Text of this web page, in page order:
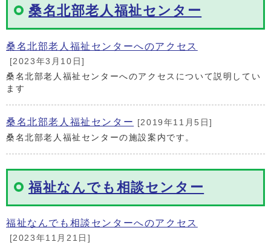
桑名北部老人福祉センター
桑名北部老人福祉センターへのアクセス
[2023年3月10日]
桑名北部老人福祉センターへのアクセスについて説明してい
ます
桑名北部老人福祉センター
[2019年11月5日]
桑名北部老人福祉センターの施設案内です。
福祉なんでも相談センター
福祉なんでも相談センターへのアクセス
[2023年11月21日]